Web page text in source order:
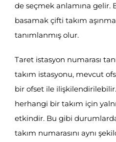
de seçmek anlamına gelir.
basamak çifti takım
tanımlanmış olur.
Taret istasyon numarası
takım istasyonu, mevcut
bir ofset ile
herhangi bir takım için
etkindir. Bu gibi
takım numarasını aynı